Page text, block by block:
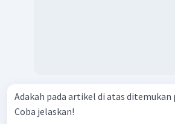
Adakah pada artikel di atas ditemukan
Coba jelaskan!